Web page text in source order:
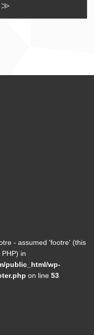
≫
- assumed 'footre' (this
in
public_html/wp-
on line 53